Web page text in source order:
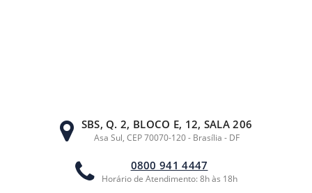
SBS, Q. 2, BLOCO E, 12, SALA 206
Asa Sul, CEP 70070-120 - Brasília - DF
0800 941 4447
Horário de Atendimento: 8h às 18h